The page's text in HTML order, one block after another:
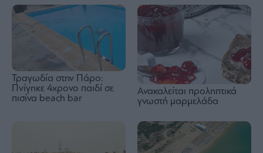
Τραγωδία στην Πάρο:
Πνίγηκε 4χρονο παιδί σε
πισίνα beach bar
Ανακαλείται προληπτικά
γνωστή μαρμελάδα